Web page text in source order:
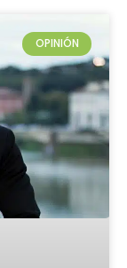
OPINIÓN